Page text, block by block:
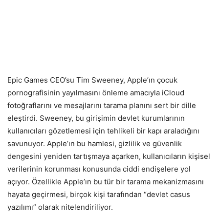
Epic Games CEO’su Tim Sweeney, Apple’ın çocuk
pornografisinin yayılmasını önleme amacıyla iCloud
fotoğraflarını ve mesajlarını tarama planını sert bir dille
eleştirdi. Sweeney, bu girişimin devlet kurumlarının
kullanıcıları gözetlemesi için tehlikeli bir kapı araladığını
savunuyor. Apple’ın bu hamlesi, gizlilik ve güvenlik
dengesini yeniden tartışmaya açarken, kullanıcıların kişisel
verilerinin korunması konusunda ciddi endişelere yol
açıyor. Özellikle Apple’ın bu tür bir tarama mekanizmasını
hayata geçirmesi, birçok kişi tarafından “devlet casus
yazılımı” olarak nitelendiriliyor.